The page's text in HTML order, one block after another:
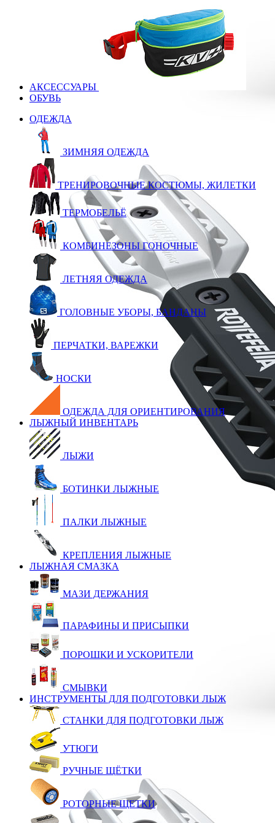
АКСЕССУАРЫ
ОБУВЬ
ОДЕЖДА
ЗИМНЯЯ ОДЕЖДА
ТРЕНИРОВОЧНЫЕ КОСТЮМЫ, ЖИЛЕТКИ
ТЕРМОБЕЛЬЁ
КОМБИНЕЗОНЫ ГОНОЧНЫЕ
ЛЕТНЯЯ ОДЕЖДА
ГОЛОВНЫЕ УБОРЫ, БАНДАНЫ
ПЕРЧАТКИ, ВАРЕЖКИ
НОСКИ
ОДЕЖДА ДЛЯ ОРИЕНТИРОВАНИЯ
ЛЫЖНЫЙ ИНВЕНТАРЬ
ЛЫЖИ
БОТИНКИ ЛЫЖНЫЕ
ПАЛКИ ЛЫЖНЫЕ
КРЕПЛЕНИЯ ЛЫЖНЫЕ
ЛЫЖНАЯ СМАЗКА
МАЗИ ДЕРЖАНИЯ
ПАРАФИНЫ И ПРИСЫПКИ
ПОРОШКИ И УСКОРИТЕЛИ
СМЫВКИ
ИНСТРУМЕНТЫ ДЛЯ ПОДГОТОВКИ ЛЫЖ
СТАНКИ ДЛЯ ПОДГОТОВКИ ЛЫЖ
УТЮГИ
РУЧНЫЕ ЩЁТКИ
РОТОРНЫЕ ЩЕТКИ